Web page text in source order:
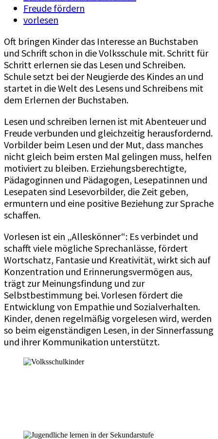
Freude fördern
vorlesen
Oft bringen Kinder das Interesse an Buchstaben
und Schrift schon in die Volksschule mit. Schritt für
Schritt erlernen sie das Lesen und Schreiben.
Schule setzt bei der Neugierde des Kindes an und
startet in die Welt des Lesens und Schreibens mit
dem Erlernen der Buchstaben.
Lesen und schreiben lernen ist mit Abenteuer und
Freude verbunden und gleichzeitig herausfordernd.
Vorbilder beim Lesen und der Mut, dass manches
nicht gleich beim ersten Mal gelingen muss, helfen
motiviert zu bleiben. Erziehungsberechtigte,
Pädagoginnen und Pädagogen, Lesepatinnen und
Lesepaten sind Lesevorbilder, die Zeit geben,
ermuntern und eine positive Beziehung zur Sprache
schaffen.
Vorlesen ist ein „Alleskönner“: Es verbindet und
schafft viele mögliche Sprechanlässe, fördert
Wortschatz, Fantasie und Kreativität, wirkt sich auf
Konzentration und Erinnerungsvermögen aus,
trägt zur Meinungsfindung und zur
Selbstbestimmung bei. Vorlesen fördert die
Entwicklung von Empathie und Sozialverhalten.
Kinder, denen regelmäßig vorgelesen wird, werden
so beim eigenständigen Lesen, in der Sinnerfassung
und ihrer Kommunikation unterstützt.